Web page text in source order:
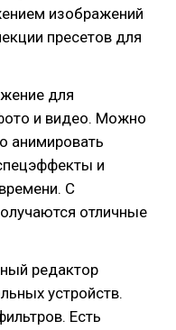
изображений
пресетов для
для
и видео. Можно
анимировать
и
С
отличные
редактор
устройств.
Есть